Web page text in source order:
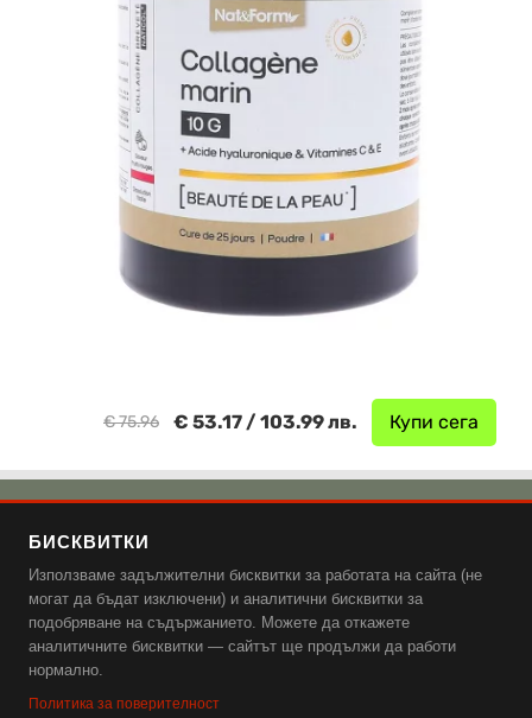
Купи сега
€ 53.17 / 103.99 лв.
€ 75.96
🌿 Добавки от Емаг
🌿 Аптека Ревита
🌿 Аптека Витания
Поверителност и защита на данните, бисквитки и общи
условия.
БИСКВИТКИ
Използваме задължителни бисквитки за работата на сайта (не
могат да бъдат изключени) и аналитични бисквитки за
подобряване на съдържанието. Можете да откажете
аналитичните бисквитки — сайтът ще продължи да работи
нормално.
Политика за поверителност